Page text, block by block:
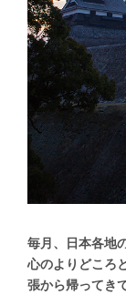
毎月、日本各地
心のよりどころ
張から帰ってき